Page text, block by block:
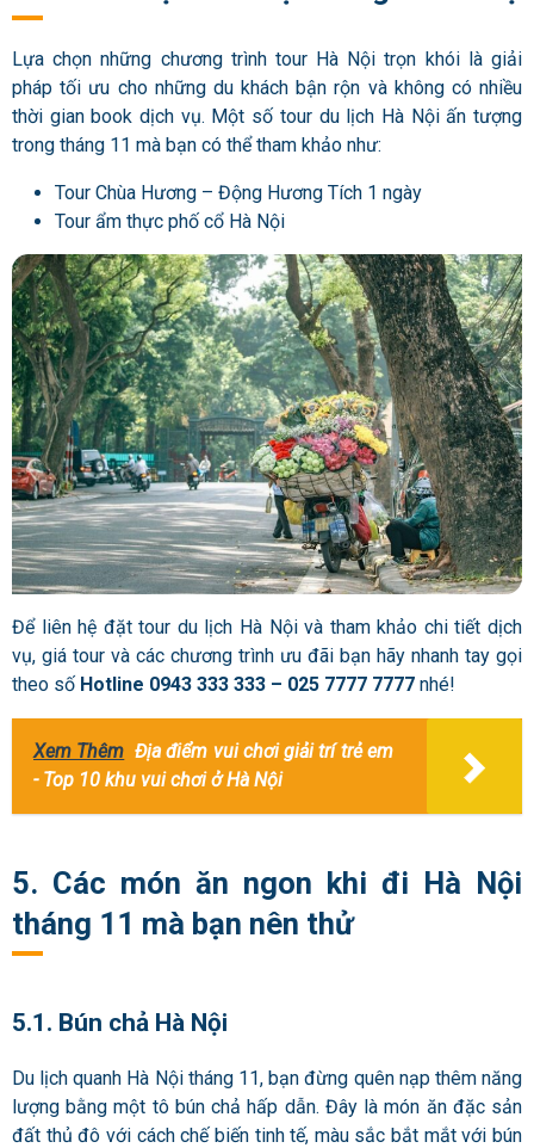
Lựa chọn những chương trình tour Hà Nội trọn khói là giải
pháp tối ưu cho những du khách bận rộn và không có nhiều
thời gian book dịch vụ. Một số tour du lịch Hà Nội ấn tượng
trong tháng 11 mà bạn có thể tham khảo như:
Tour Chùa Hương – Động Hương Tích 1 ngày
Tour ẩm thực phố cổ Hà Nội
Để liên hệ đặt tour du lịch Hà Nội và tham khảo chi tiết dịch
vụ, giá tour và các chương trình ưu đãi bạn hãy nhanh tay gọi
theo số Hotline 0943 333 333 – 025 7777 7777 nhé!
Xem Thêm Địa điểm vui chơi giải trí trẻ em
- Top 10 khu vui chơi ở Hà Nội
5. Các món ăn ngon khi đi Hà Nội
tháng 11 mà bạn nên thử
5.1. Bún chả Hà Nội
Du lịch quanh Hà Nội tháng 11, bạn đừng quên nạp thêm năng
lượng bằng một tô bún chả hấp dẫn. Đây là món ăn đặc sản
đất thủ đô với cách chế biến tinh tế, màu sắc bắt mắt với bún